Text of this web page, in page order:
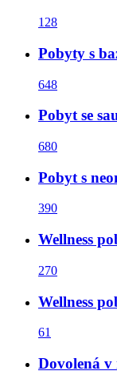
128
Pobyty s
648
Pobyt se
680
Pobyt s
390
Wellness
270
Wellness
61
Dovolená